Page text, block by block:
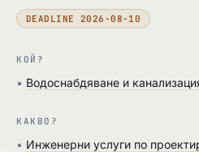
DEADLINE 2026-08-10
КОЙ?
• Водоснабдяване и
КАКВО?
• Инженерни услуги по